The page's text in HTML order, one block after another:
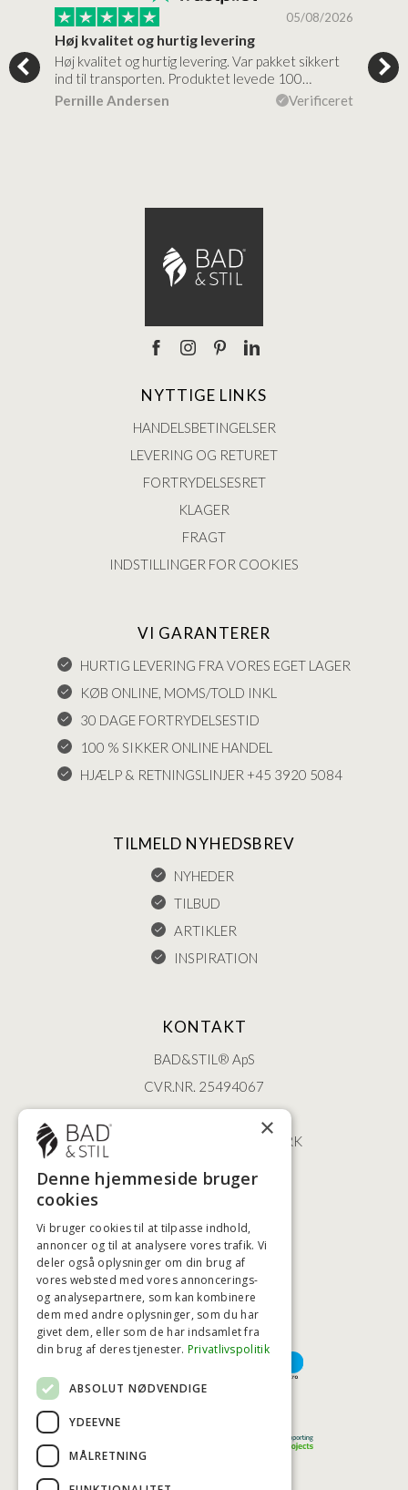
05/08/2026
Høj kvalitet og hurtig levering
Høj kvalitet og hurtig levering. Var pakket sikkert
ind til transporten. Produktet levede 100…
Pernille Andersen
Verificeret
NYTTIGE LINKS
HANDELSBETINGELSER
LEVERING OG RETURET
FORTRYDELSESRET
KLAGER
FRAGT
INDSTILLINGER FOR COOKIES
VI GARANTERER
HURTIG LEVERING FRA VORES EGET LAGER
KØB ONLINE, MOMS/TOLD INKL
30 DAGE FORTRYDELSESTID
100 % SIKKER ONLINE HANDEL
HJÆLP & RETNINGSLINJER +45 3920 5084
TILMELD NYHEDSBREV
NYHEDER
TILBUD
ARTIKLER
INSPIRATION
KONTAKT
BAD&STIL® ApS
CVR.NR. 25494067
ØSTERBROGADE 202
2100 KØBENHAVN • DANMARK
+45 3920 5084
HØJESTE KREDITVÆRDIGHED
BETALINGSMULIGHEDER
×
Denne hjemmeside bruger
cookies
Vi bruger cookies til at tilpasse indhold,
annoncer og til at analysere vores trafik. Vi
deler også oplysninger om din brug af
vores websted med vores annoncerings-
og analysepartnere, som kan kombinere
dem med andre oplysninger, som du har
givet dem, eller som de har indsamlet fra
din brug af deres tjenester. Privatlivspolitik
ABSOLUT NØDVENDIGE
YDEEVNE
MÅLRETNING